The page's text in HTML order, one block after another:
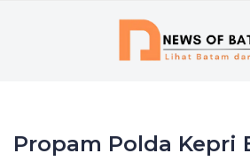
Propam Polda Kepri